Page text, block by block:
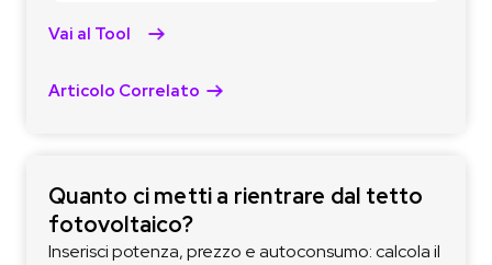
Vai al Tool
Articolo Correlato
Quanto ci metti a rientrare dal tetto
fotovoltaico?
Inserisci potenza, prezzo e autoconsumo: calcola il